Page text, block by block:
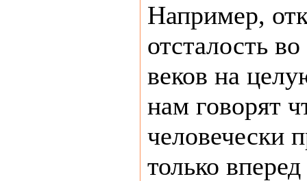
Например,
отсталость
веков на
нам говорят
человечески
только